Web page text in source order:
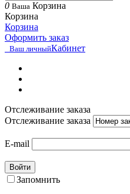
0 Ваша Корзина
Корзина
Корзина
Оформить заказ
Ваш личныйКабинет
Отслеживание заказа
Отслеживание заказа
E-mail
Войти
Запомнить